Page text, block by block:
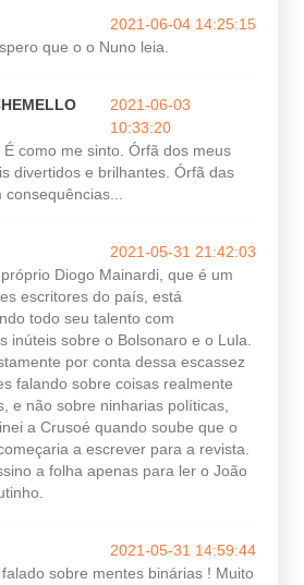
2021-06-04 14:25:15
que o o Nuno leia.
2021-06-03
10:33:20
É como me sinto. Órfã dos meus
divertidos e brilhantes. Órfã das
2021-05-31 21:42:03
Diogo Mainardi, que é um
escritores do país, está
todo seu talento com
inúteis sobre o Bolsonaro e o Lula.
por conta dessa escassez
falando sobre coisas realmente
e não sobre ninharias políticas,
a Crusoé quando soube que o
a escrever para a revista.
a folha apenas para ler o João
2021-05-31 14:59:44
sobre mentes binárias ! Muito